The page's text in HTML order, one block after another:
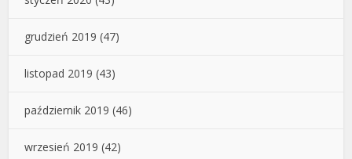
grudzień 2019 (47)
listopad 2019 (43)
październik 2019 (46)
wrzesień 2019 (42)